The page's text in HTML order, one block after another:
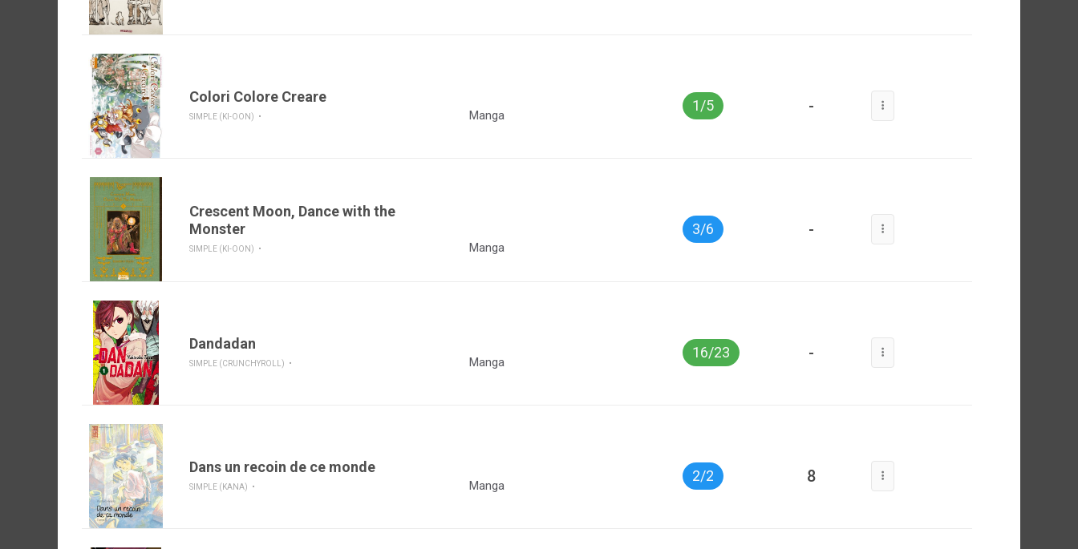
Colori Colore Creare
SIMPLE (KI-OON) Manga
1/5 -
Crescent Moon, Dance with the
Monster
SIMPLE (KI-OON) Manga
3/6 -
Dandadan
SIMPLE (CRUNCHYROLL) Manga
16/23 -
Dans un recoin de ce monde
SIMPLE (KANA) Manga
2/2 8